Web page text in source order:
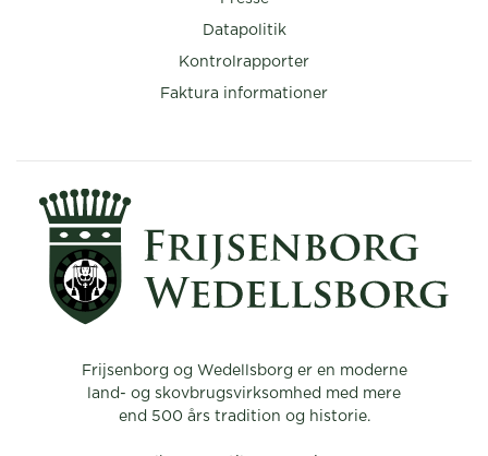
Frijsenborg og Wedellsborg er en moderne
land- og skovbrugsvirksomhed med mere
end 500 års tradition og historie.
Datapolitik
Kontrolrapporter
Faktura informationer